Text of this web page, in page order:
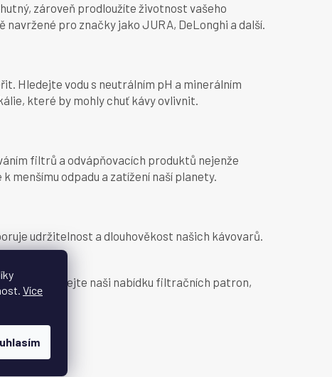
Více
zároveň prodloužíte životnost vašeho
pro značky jako JURA, DeLonghi a další.
Hledejte vodu s neutrálním pH a minerálním
které by mohly chuť kávy ovlivnit.
filtrů a odvápňovacích produktů nejenže
menšímu odpadu a zatížení naší planety.
udržitelnost a dlouhověkost našich kávovarů.
Prozkoumejte naši nabídku filtračních patron,